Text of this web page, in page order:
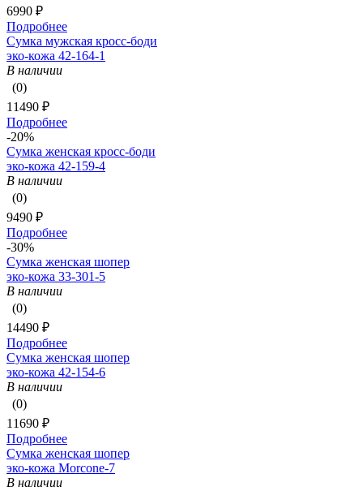
6990 ₽
Подробнее
Сумка мужская кросс-боди
эко-кожа 42-164-1
В наличии
(0)
11490 ₽
Подробнее
-20%
Сумка женская кросс-боди
эко-кожа 42-159-4
В наличии
(0)
9490 ₽
Подробнее
-30%
Сумка женская шопер
эко-кожа 33-301-5
В наличии
(0)
14490 ₽
Подробнее
Сумка женская шопер
эко-кожа 42-154-6
В наличии
(0)
11690 ₽
Подробнее
Сумка женская шопер
эко-кожа Morcone-7
В наличии